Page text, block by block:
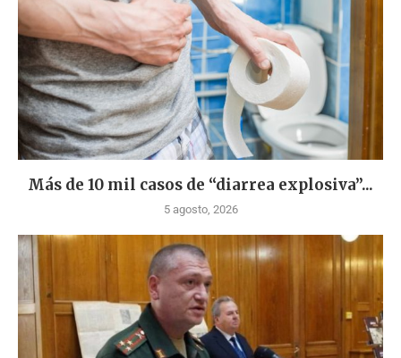
Más de 10 mil casos de “diarrea explosiva”...
5 agosto, 2026